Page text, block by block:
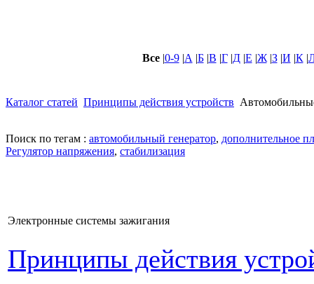
Все|0-9|А |Б|В |Г|Д|Е |Ж|З|И |К|
Каталог статей Принципы действия устройств
Поиск по тегам : автомобильный генератор, дополнительное
Регулятор напряжения, стабилизация
Электронные системы зажигания
Принципы действия